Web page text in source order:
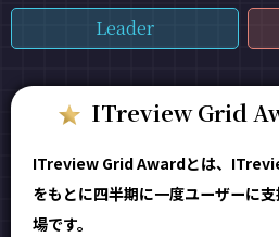
Leader
ITreview Grid
ITreview Grid Awardとは、
をもとに四半期に一度ユーザーに
場です。